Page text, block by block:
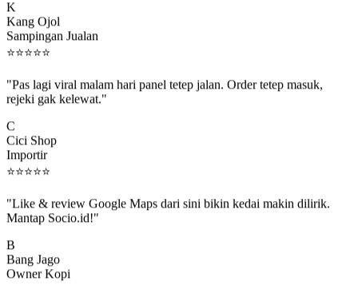
Kang Ojol
Sampingan Jualan
⭐⭐⭐⭐⭐
rejeki gak kelewat."
Cici Shop
Importir
⭐⭐⭐⭐⭐
Mantap Socio.id!"
Bang Jago
Owner Kopi